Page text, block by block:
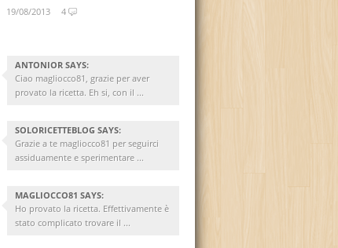
19/08/2013 4
ANTONIOR SAYS:
Ciao magliocco81, grazie per aver
provato la ricetta. Eh si, con il ...
SOLORICETTEBLOG SAYS:
Grazie a te magliocco81 per seguirci
assiduamente e sperimentare ...
MAGLIOCCO81 SAYS:
Ho provato la ricetta. Effettivamente è
stato complicato trovare il ...